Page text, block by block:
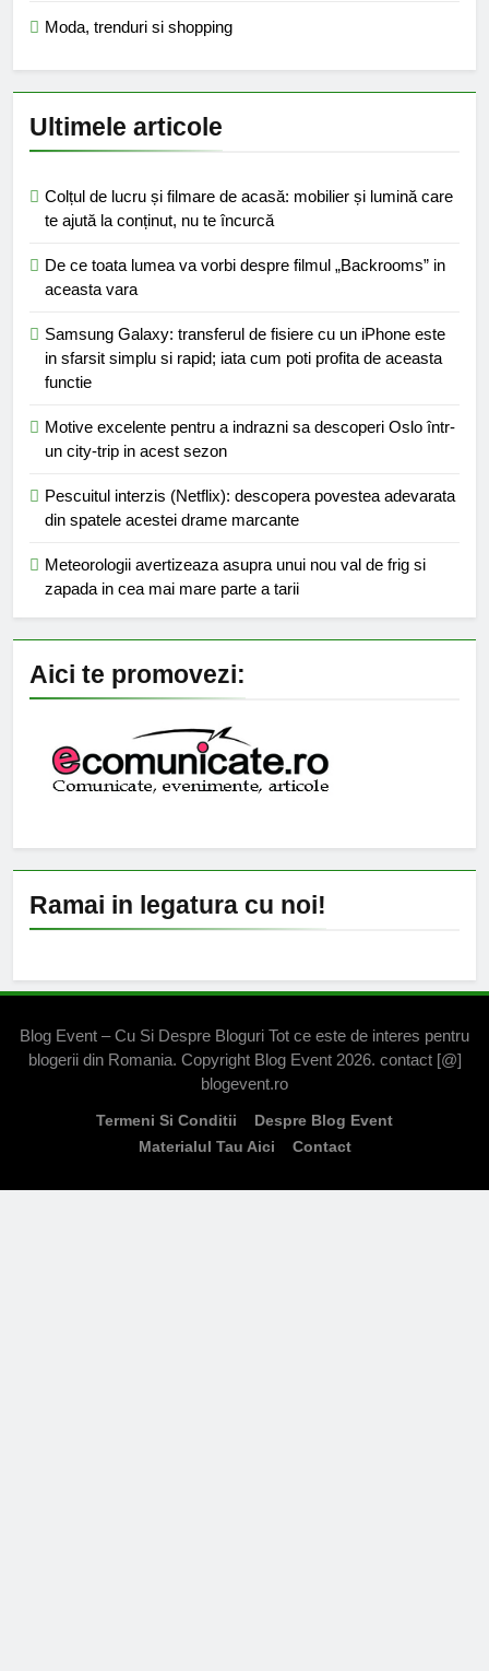
Moda, trenduri si shopping
Ultimele articole
Colțul de lucru și filmare de acasă: mobilier și lumină care
te ajută la conținut, nu te încurcă
De ce toata lumea va vorbi despre filmul „Backrooms” in
aceasta vara
Samsung Galaxy: transferul de fisiere cu un iPhone este
in sfarsit simplu si rapid; iata cum poti profita de aceasta
functie
Motive excelente pentru a indrazni sa descoperi Oslo într-
un city-trip in acest sezon
Pescuitul interzis (Netflix): descopera povestea adevarata
din spatele acestei drame marcante
Meteorologii avertizeaza asupra unui nou val de frig si
zapada in cea mai mare parte a tarii
Aici te promovezi:
Ramai in legatura cu noi!
Blog Event – Cu Si Despre Bloguri Tot ce este de interes pentru
blogerii din Romania. Copyright Blog Event 2026. contact [@]
blogevent.ro
Termeni Si Conditii
Despre Blog Event
Materialul Tau Aici
Contact